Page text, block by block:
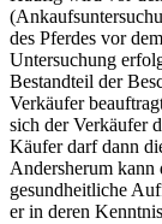
des Pferdes vor
Untersuchung
Bestandteil der
Verkäufer
sich der Verkäufer
Käufer darf dann
Andersherum kann
gesundheitliche
er in deren